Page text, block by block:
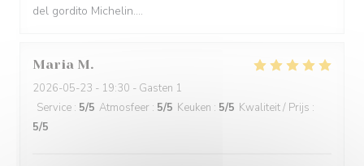
del gordito Michelin....
Maria M
2026-05-23 - 19:30 - Gasten 1
Service : 5/5 Atmosfeer : 5/5 Keuken : 5/5 Kwaliteit / Prijs :
5/5